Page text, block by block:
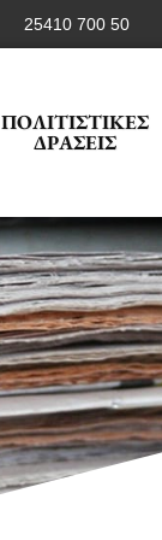
25410 700 50
ΠΟΛΙΤΙΣΤΙΚΕΣ
ΔΡΑΣΕΙΣ